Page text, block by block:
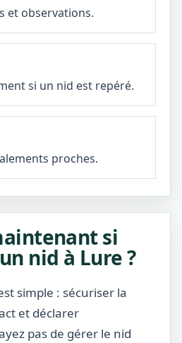
et observations.
si un nid est repéré.
proches.
si
nid à Lure ?
simple : sécuriser la
et déclarer
pas de gérer le nid